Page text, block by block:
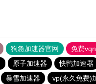
狗急加速器官网 免费
原子加速器 快鸭加速器
暴雪加速器 vp(永久免费)